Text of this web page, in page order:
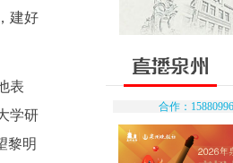
建好
表
学研
黎明
合作：